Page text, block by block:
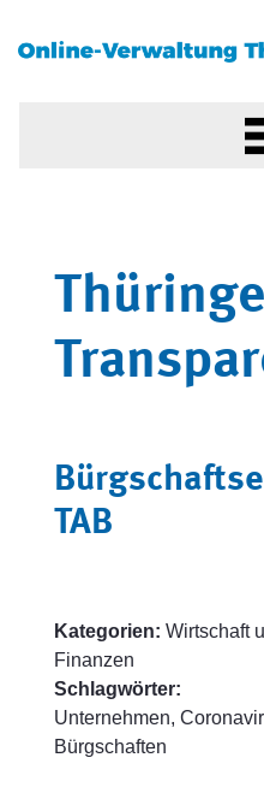
TAB
Kategorien: Wirtschaft
Finanzen
Schlagwörter:
Unternehmen,
Bürgschaften